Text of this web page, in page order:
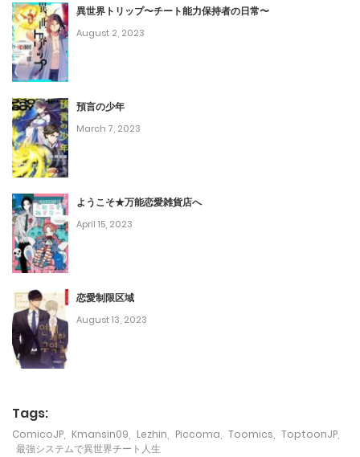
第298話
January 21, 2024
第297話
January 20, 2024
第296話
January 16, 2024
第295話
January 14, 2024
第294話
January 7, 2024
第293話
January 6, 2024
January 3, 2024
異世界トリップ〜チート能力保持者の日常〜
August 2, 2023
預言の少年
March 7, 2023
ようこそ★万能恋愛雑貨店へ
April 15, 2023
恋愛制限区域
August 13, 2023
Tags:
ComicoJP Kmansin09 Lezhin Piccoma Toomics ToptoonJP
最強システムで異世界チート人生